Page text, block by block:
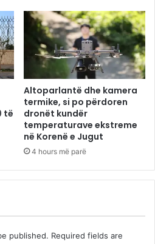
të
Altoparlantë dhe kamera
termike, si po përdoren
dronët kundër
temperaturave ekstreme
në Korenë e Jugut
4 hours më parë
published. Required fields are